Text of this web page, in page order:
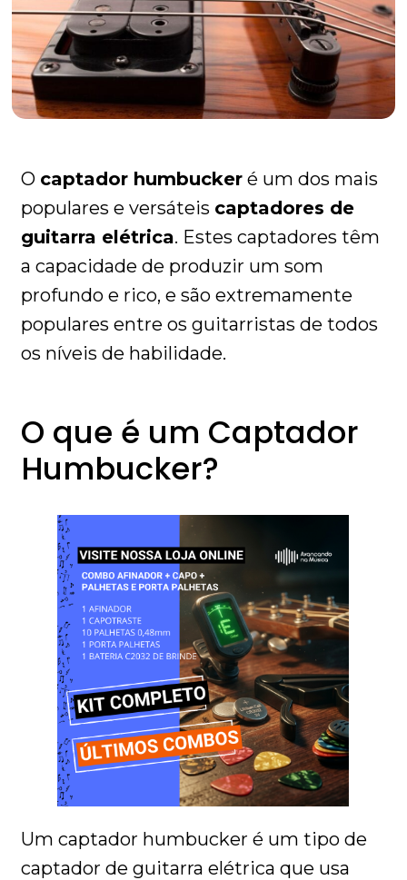
O captador humbucker é um dos mais
populares e versáteis captadores de
guitarra elétrica. Estes captadores têm
a capacidade de produzir um som
profundo e rico, e são extremamente
populares entre os guitarristas de todos
os níveis de habilidade.
O que é um Captador
Humbucker?
Um captador humbucker é um tipo de
captador de guitarra elétrica que usa